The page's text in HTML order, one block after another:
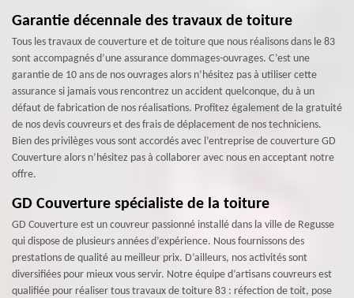
Garantie décennale des travaux de toiture
Tous les travaux de couverture et de toiture que nous réalisons dans le 83
sont accompagnés d’une assurance dommages-ouvrages. C’est une
garantie de 10 ans de nos ouvrages alors n’hésitez pas à utiliser cette
assurance si jamais vous rencontrez un accident quelconque, du à un
défaut de fabrication de nos réalisations. Profitez également de la gratuité
de nos devis couvreurs et des frais de déplacement de nos techniciens.
Bien des privilèges vous sont accordés avec l’entreprise de couverture GD
Couverture alors n’hésitez pas à collaborer avec nous en acceptant notre
offre.
GD Couverture spécialiste de la toiture
GD Couverture est un couvreur passionné installé dans la ville de Regusse
qui dispose de plusieurs années d’expérience. Nous fournissons des
prestations de qualité au meilleur prix. D’ailleurs, nos activités sont
diversifiées pour mieux vous servir. Notre équipe d’artisans couvreurs est
qualifiée pour réaliser tous travaux de toiture 83 : réfection de toit, pose